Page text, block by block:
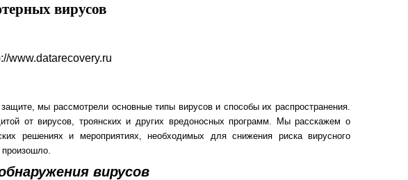
вирусов
://www.datarecovery.ru
мы рассмотрели основные типы вирусов и способы их распространения.
от вирусов, троянских и других вредоносных программ. Мы расскажем о
решениях и мероприятиях, необходимых для снижения риска вирусного
вирусов